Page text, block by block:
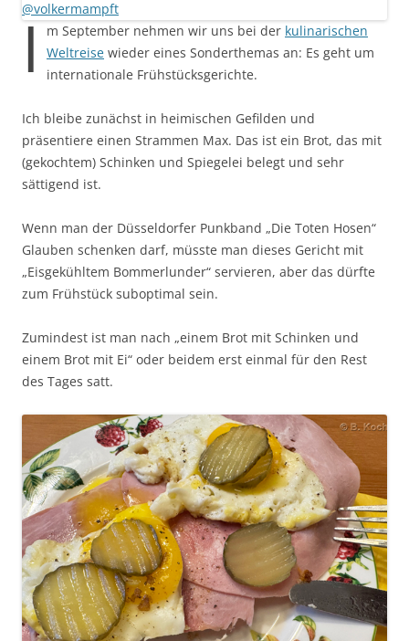
I m September nehmen wir uns bei der kulinarischen
Weltreise wieder eines Sonderthemas an: Es geht um
internationale Frühstücksgerichte.
Ich bleibe zunächst in heimischen Gefilden und
präsentiere einen Strammen Max. Das ist ein Brot, das mit
(gekochtem) Schinken und Spiegelei belegt und sehr
sättigend ist.
Wenn man der Düsseldorfer Punkband „Die Toten Hosen“
Glauben schenken darf, müsste man dieses Gericht mit
„Eisgekühltem Bommerlunder“ servieren, aber das dürfte
zum Frühstück suboptimal sein.
Zumindest ist man nach „einem Brot mit Schinken und
einem Brot mit Ei“ oder beidem erst einmal für den Rest
des Tages satt.